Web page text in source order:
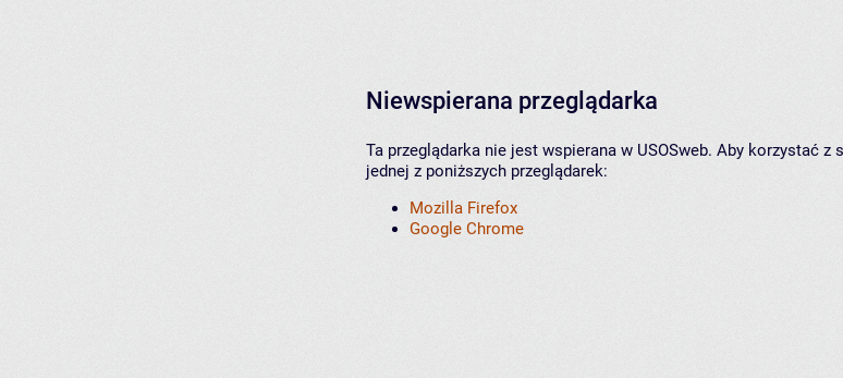
Niewspierana przeglądarka
Ta przeglądarka nie jest wspierana w USOSweb. Aby korzystać z
jednej z poniższych przeglądarek:
Mozilla Firefox
Google Chrome